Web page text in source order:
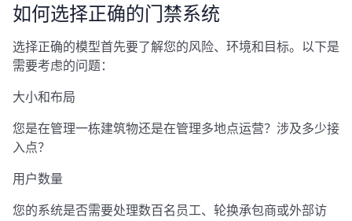
如何选择正确的门禁系统
选择正确的模型首先要了解您的风险、环境和目标。以下是
需要考虑的问题：
大小和布局
您是在管理一栋建筑物还是在管理多地点运营？涉及多少接
入点？
用户数量
您的系统是否需要处理数百名员工、轮换承包商或外部访